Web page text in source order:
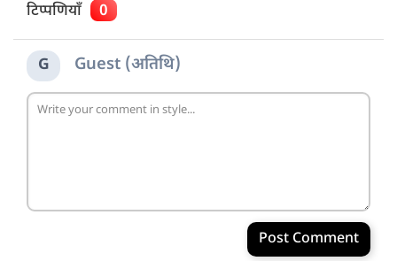
टिप्पणियाँ 0
G Guest (अतिथि)
Post Comment